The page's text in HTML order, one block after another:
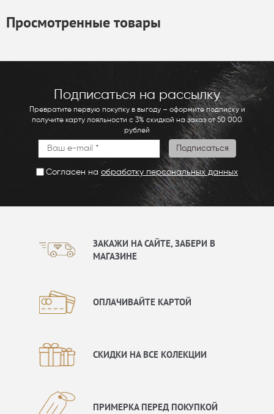
Просмотренные товары
Подписаться на рассылку
Превратите первую покупку в выгоду – оформите подписку и
получите карту лояльности с 3% скидкой на заказ от 50 000
рублей
Согласен на обработку персональных данных
ЗАКАЖИ НА САЙТЕ, ЗАБЕРИ В
МАГАЗИНЕ
ОПЛАЧИВАЙТЕ КАРТОЙ
СКИДКИ НА ВСЕ КОЛЕКЦИИ
ПРИМЕРКА ПЕРЕД ПОКУПКОЙ